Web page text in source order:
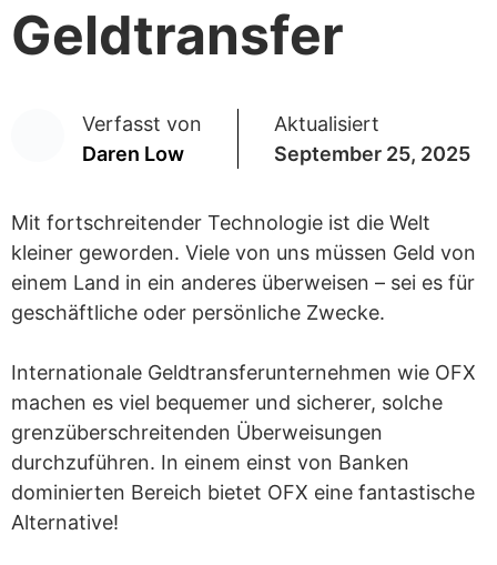
Geldtransfer
Verfasst von
Daren Low
Aktualisiert
September 25, 2025
Mit fortschreitender Technologie ist die Welt
kleiner geworden. Viele von uns müssen Geld von
einem Land in ein anderes überweisen – sei es für
geschäftliche oder persönliche Zwecke.
Internationale Geldtransferunternehmen wie OFX
machen es viel bequemer und sicherer, solche
grenzüberschreitenden Überweisungen
durchzuführen. In einem einst von Banken
dominierten Bereich bietet OFX eine fantastische
Alternative!